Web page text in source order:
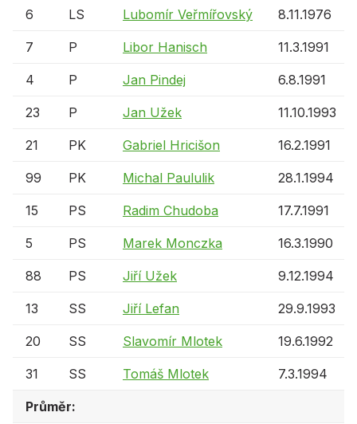
6 LS Lubomír Veřmířovský 8.11.1976
7 P Libor Hanisch 11.3.1991
4 P Jan Pindej 6.8.1991
23 P Jan Užek 11.10.1993
21 PK Gabriel Hricišon 16.2.1991
99 PK Michal Paululik 28.1.1994
15 PS Radim Chudoba 17.7.1991
5 PS Marek Monczka 16.3.1990
88 PS Jiří Užek 9.12.1994
13 SS Jiří Lefan 29.9.1993
20 SS Slavomír Mlotek 19.6.1992
31 SS Tomáš Mlotek 7.3.1994
Průměr: